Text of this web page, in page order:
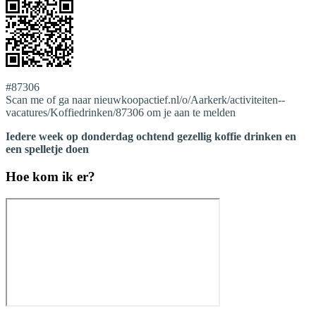
#87306
Scan me of ga naar nieuwkoopactief.nl/o/Aarkerk/activiteiten--
vacatures/Koffiedrinken/87306 om je aan te melden
Iedere week op donderdag ochtend gezellig koffie drinken en
een spelletje doen
Hoe kom ik er?